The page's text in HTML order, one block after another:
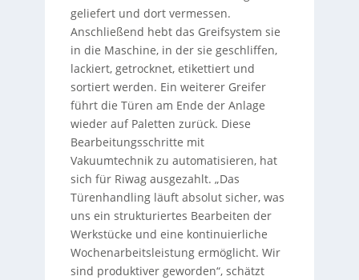
geliefert und dort vermessen.
Anschließend hebt das Greifsystem sie
in die Maschine, in der sie geschliffen,
lackiert, getrocknet, etikettiert und
sortiert werden. Ein weiterer Greifer
führt die Türen am Ende der Anlage
wieder auf Paletten zurück. Diese
Bearbeitungsschritte mit
Vakuumtechnik zu automatisieren, hat
sich für Riwag ausgezahlt. „Das
Türenhandling läuft absolut sicher, was
uns ein strukturiertes Bearbeiten der
Werkstücke und eine kontinuierliche
Wochenarbeitsleistung ermöglicht. Wir
sind produktiver geworden“, schätzt